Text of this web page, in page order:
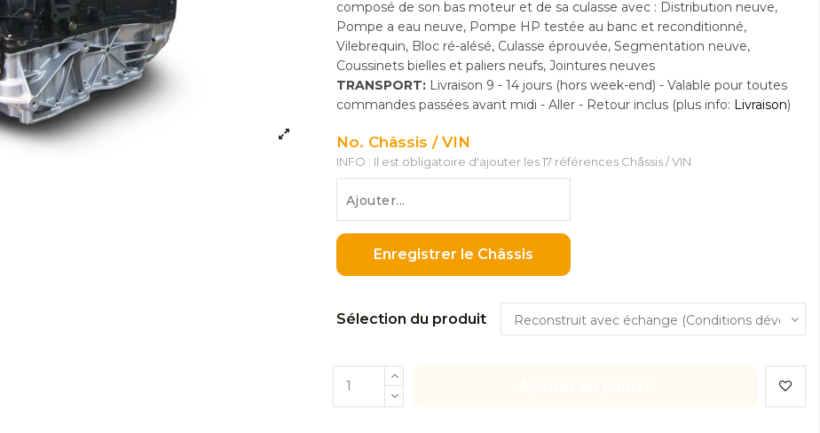
composé de son bas moteur et de sa culasse avec : Distribution neuve,
Pompe a eau neuve, Pompe HP testée au banc et reconditionné,
Vilebrequin, Bloc ré-alésé, Culasse éprouvée, Segmentation neuve,
Coussinets bielles et paliers neufs, Jointures neuves
TRANSPORT: Livraison 9 - 14 jours (hors week-end) - Valable pour toutes
commandes passées avant midi - Aller - Retour inclus (plus info: Livraison)
No. Châssis / VIN
INFO : Il est obligatoire d'ajouter les 17 références Châssis / VIN
Enregistrer le Châssis
Sélection du produit